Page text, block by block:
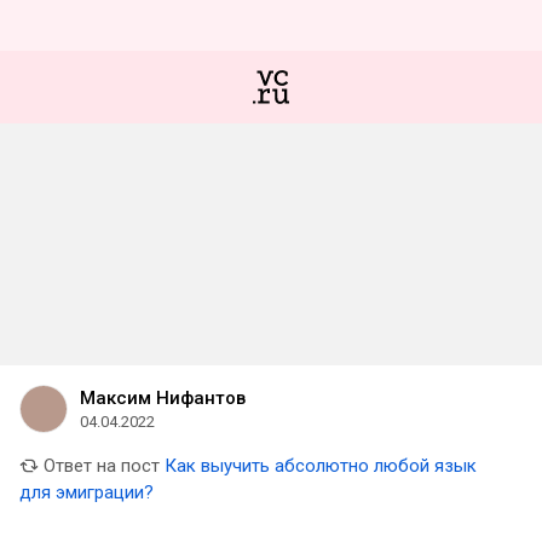
Максим Нифантов
04.04.2022
Ответ на пост Как выучить абсолютно любой язык
для эмиграции?